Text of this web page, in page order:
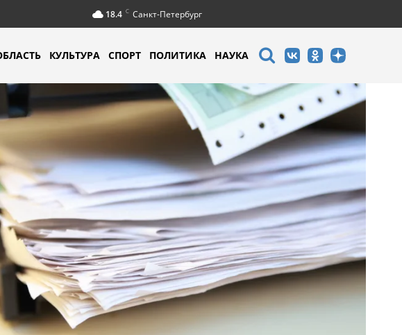
18.4 C Санкт-Петербург
КУЛЬТУРА СПОРТ ПОЛИТИКА НАУКА